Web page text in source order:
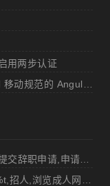
用两步认证